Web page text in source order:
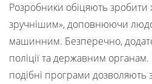
Розробники обіцяють
зручнішим», доповнюючи
машинним. Безперечно,
поліції та державним
подібні програми дозволяють